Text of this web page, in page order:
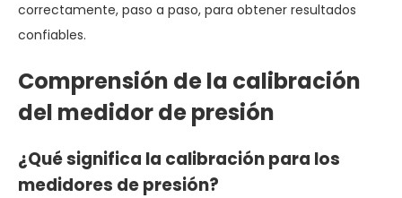
correctamente, paso a paso, para obtener resultados
confiables.
Comprensión de la calibración
del medidor de presión
¿Qué significa la calibración para los
medidores de presión?